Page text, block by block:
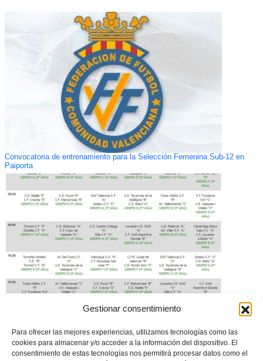
Gestionar consentimiento
Para ofrecer las mejores experiencias, utilizamos tecnologías como las
cookies para almacenar y/o acceder a la información del dispositivo. El
consentimiento de estas tecnologías nos permitirá procesar datos como el
Convocatoria de entrenamiento para la Selección Femenina Sub-12 en
Paiporta